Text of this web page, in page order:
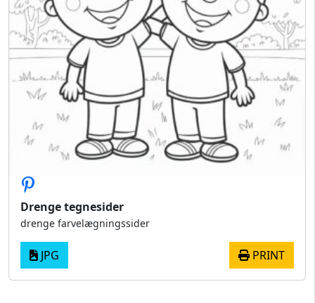
Drenge tegnesider
drenge farvelægningssider
JPG PRINT